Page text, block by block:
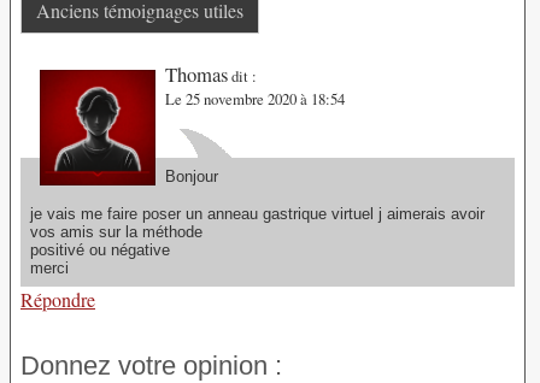
Anciens témoignages utiles
Thomasdit :
Le 25 novembre 2020 à 18:54
Bonjour
je vais me faire poser un anneau gastrique virtuel j aimerais avoir
vos amis sur la méthode
positivé ou négative
merci
Répondre
Donnez votre opinion :